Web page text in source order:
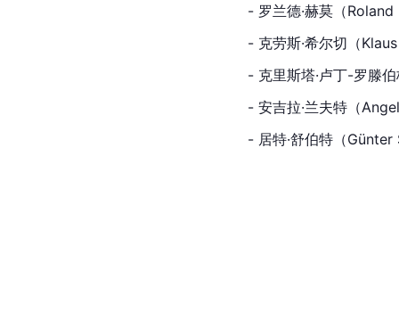
- 罗兰德·赫莫（
- 克劳斯·希尔切（
- 克里斯塔·卢丁-罗滕
- 安吉拉·兰夫特（
- 居特·舒伯特（